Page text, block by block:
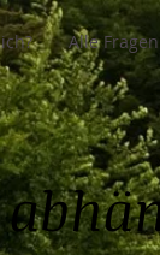
Alle Fragen